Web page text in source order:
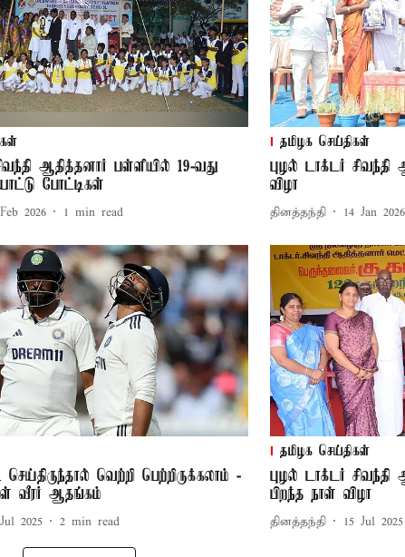
ஆதித்தனார் பள்ளியில் 19-வது
போட்டிகள்
2026 1 min read
தமிழக செய்திகள்
புழல் டாக்டர்
விழா
தினத்தந்தி 14 Jan 2026
வெற்றி பெற்றிருக்கலாம் -
வீரர் ஆதங்கம்
2025 2 min read
தமிழக செய்திகள்
புழல் டாக்டர் சிவந்தி
பிறந்த நாள் விழா
தினத்தந்தி 15 Jul 2025